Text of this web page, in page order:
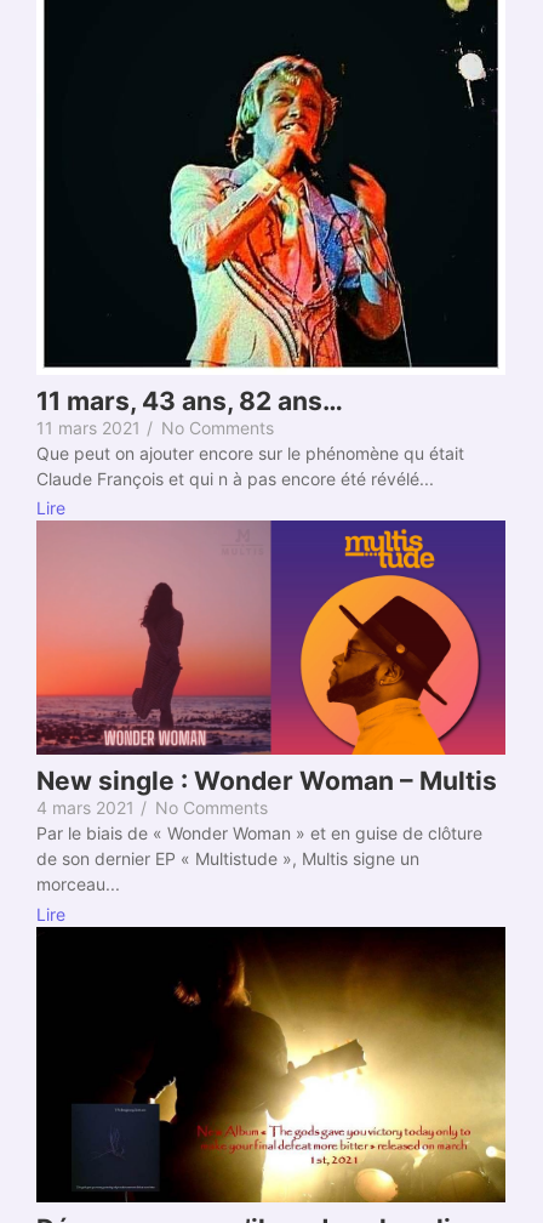
11 mars, 43 ans, 82 ans…
11 mars 2021 / No Comments
Que peut on ajouter encore sur le phénomène qu était
Claude François et qui n à pas encore été révélé...
Lire
New single : Wonder Woman – Multis
4 mars 2021 / No Comments
Par le biais de « Wonder Woman » et en guise de clôture
de son dernier EP « Multistude », Multis signe un
morceau...
Lire